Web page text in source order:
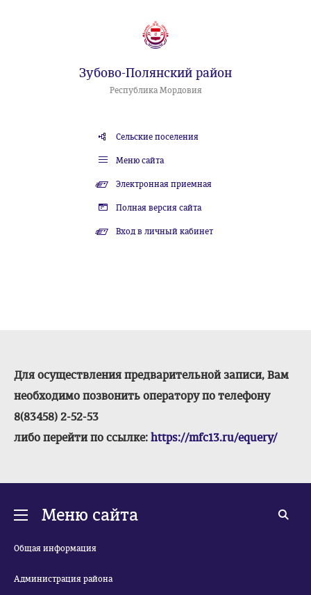
Зубово-Полянский район
Республика Мордовия
Сельские поселения
Меню сайта
Электронная приемная
Полная версия сайта
Вход в личный кабинет
Для осуществления предварительной записи, Вам
необходимо позвонить оператору по телефону
8(83458) 2-52-53
либо перейти по ссылке: https://mfc13.ru/equery/
Меню сайта
Общая информация
Администрация района